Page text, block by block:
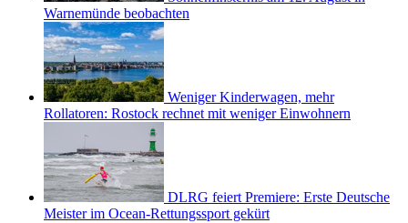
Warnemünde beobachten
Weniger Kinderwagen, mehr
Rollatoren: Rostock rechnet mit weniger Einwohnern
DLRG feiert Premiere: Erste Deutsche
Meister im Ocean-Rettungssport gekürt